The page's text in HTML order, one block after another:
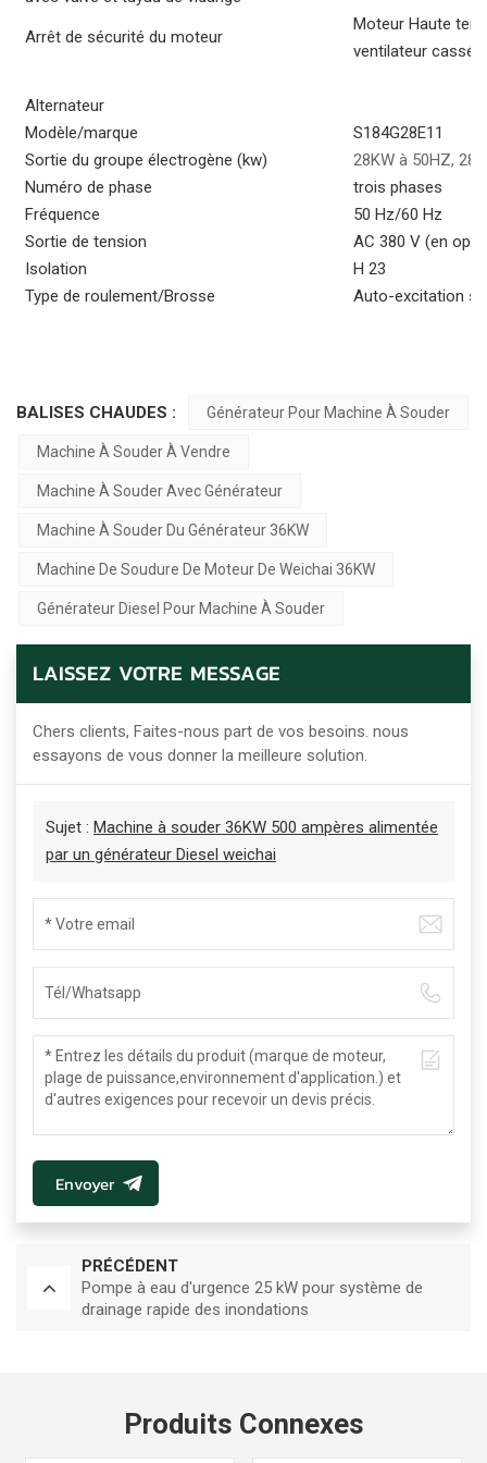
Arrêt de sécurité du moteur
Moteur Haute
ventilateur
Alternateur
Modèle/marque
S184G28E11
Sortie du groupe électrogène (kw)
28KW à 50HZ,
Numéro de phase
trois phases
Fréquence
50 Hz/60 Hz
Sortie de tension
AC 380 V (en
Isolation
H 23
Type de roulement/Brosse
Auto-excitation
BALISES CHAUDES : Générateur Pour Machine À Souder
Machine À Souder À Vendre
Machine À Souder Avec Générateur
Machine À Souder Du Générateur 36KW
Machine De Soudure De Moteur De Weichai 36KW
Générateur Diesel Pour Machine À Souder
LAISSEZ VOTRE MESSAGE
Chers clients, Faites-nous part de vos besoins. nous
essayons de vous donner la meilleure solution.
Sujet : Machine à souder 36KW 500 ampères alimentée
par un générateur Diesel weichai
Envoyer
PRÉCÉDENT
Pompe à eau d'urgence 25 kW pour système de
drainage rapide des inondations
Produits Connexes